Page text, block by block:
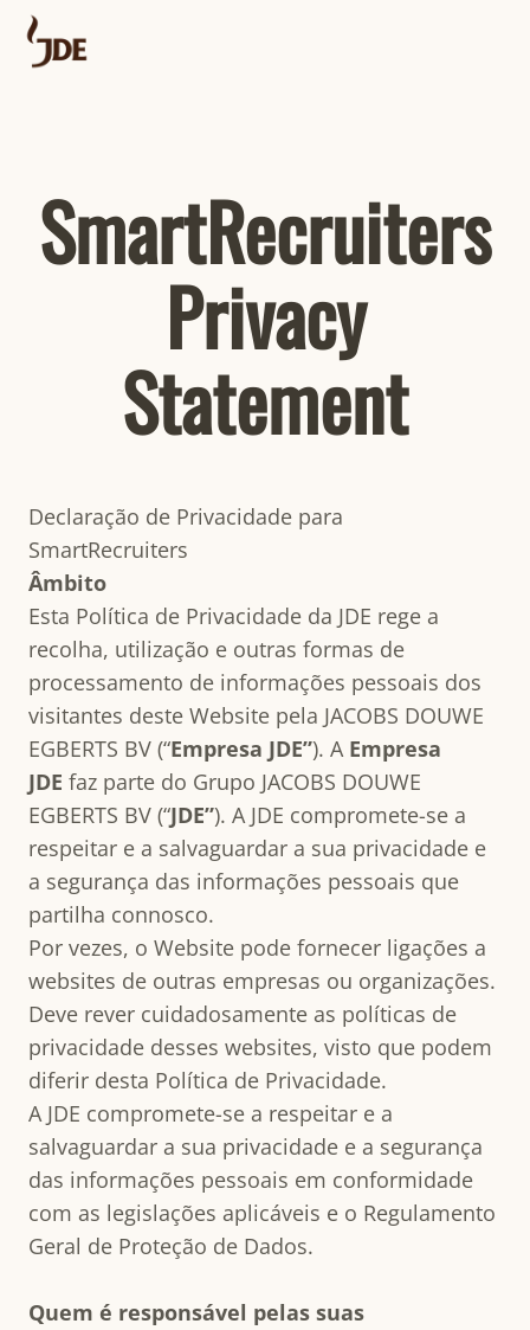
SmartRecruiters
Privacy
Statement
Declaração de Privacidade para
SmartRecruiters
Âmbito
Esta Política de Privacidade da JDE rege a
recolha, utilização e outras formas de
processamento de informações pessoais dos
visitantes deste Website pela JACOBS DOUWE
EGBERTS BV (“Empresa JDE”). A Empresa
JDE faz parte do Grupo JACOBS DOUWE
EGBERTS BV (“JDE”). A JDE compromete-se a
respeitar e a salvaguardar a sua privacidade e
a segurança das informações pessoais que
partilha connosco.
Por vezes, o Website pode fornecer ligações a
websites de outras empresas ou organizações.
Deve rever cuidadosamente as políticas de
privacidade desses websites, visto que podem
diferir desta Política de Privacidade.
A JDE compromete-se a respeitar e a
salvaguardar a sua privacidade e a segurança
das informações pessoais em conformidade
com as legislações aplicáveis e o Regulamento
Geral de Proteção de Dados.
Quem é responsável pelas suas